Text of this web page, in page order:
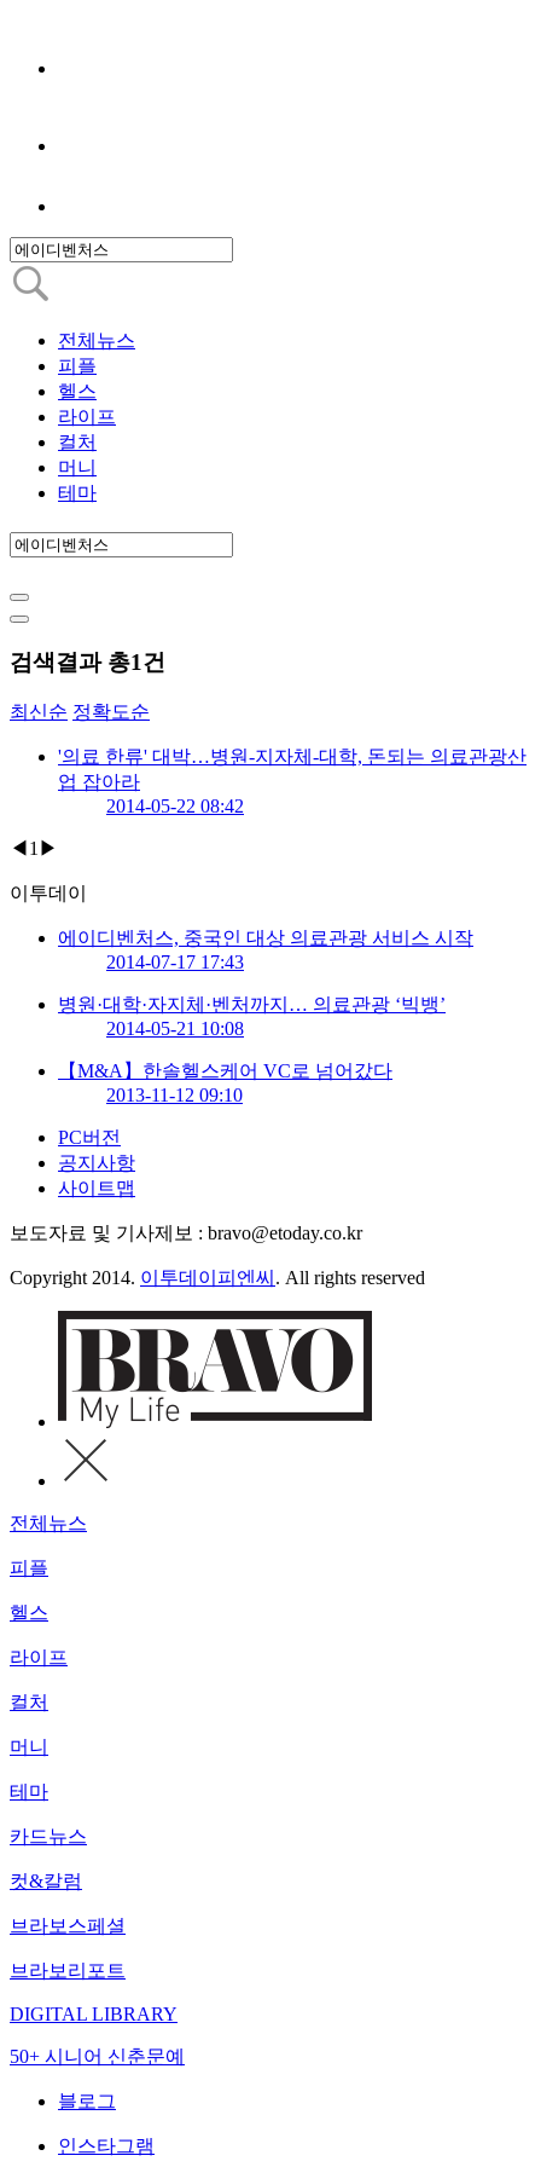
전체뉴스
피플
헬스
라이프
컬처
머니
테마
검색결과 총1건
최신순 정확도순
'의료 한류' 대박…병원-지자체-대학, 돈되는 의료관광산
업 잡아라
2014-05-22 08:42
◀ 1 ▶
이투데이
에이디벤처스, 중국인 대상 의료관광 서비스 시작
2014-07-17 17:43
병원·대학·자지체·벤처까지… 의료관광 ‘빅뱅’
2014-05-21 10:08
【M&A】한솔헬스케어 VC로 넘어갔다
2013-11-12 09:10
PC버전
공지사항
사이트맵
보도자료 및 기사제보 : bravo@etoday.co.kr
Copyright 2014. 이투데이피엔씨 . All rights reserved
전체뉴스
피플
헬스
라이프
컬처
머니
테마
카드뉴스
컷&칼럼
브라보스페셜
브라보리포트
DIGITAL LIBRARY
50+ 시니어 신춘문예
블로그
인스타그램